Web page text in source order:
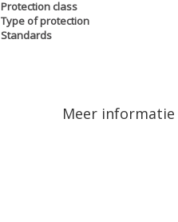
Protection class
Type of protection
Standards
Meer informatie